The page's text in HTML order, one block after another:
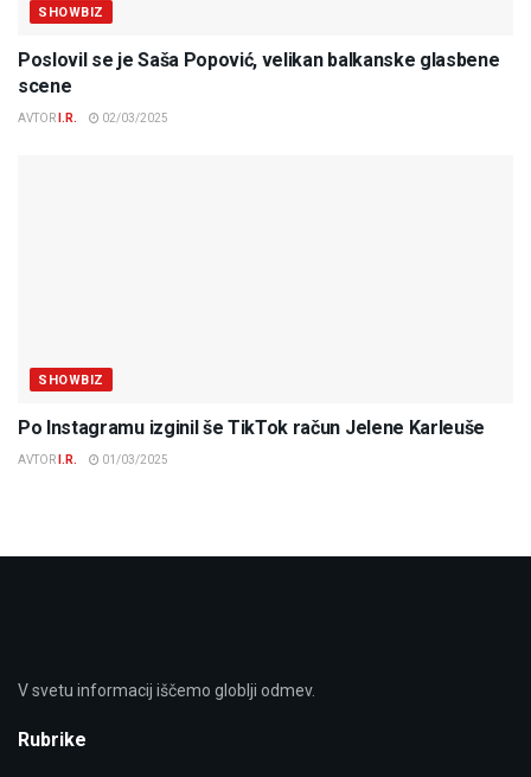
SHOWBIZ
Poslovil se je Saša Popović, velikan balkanske glasbene
scene
AVTOR I.R. 02/03/2025
SHOWBIZ
Po Instagramu izginil še TikTok račun Jelene Karleuše
AVTOR I.R. 01/03/2025
V svetu informacij iščemo globlji odmev.
Rubrike